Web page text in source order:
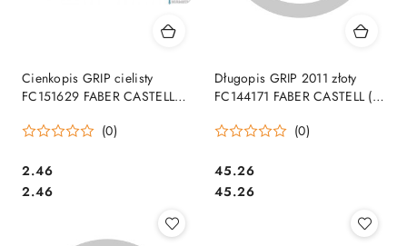
Cienkopis GRIP cielisty
FC151629 FABER CASTELL
(0)
Cena:
2.46
Cena:
2.46
Długopis GRIP 2011 złoty
FC144171 FABER CASTELL (X)
(0)
Cena:
45.26
Cena:
45.26